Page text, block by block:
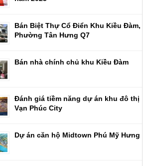
Bán Biệt Thự Cổ Điển Khu Kiều Đàm,
Phường Tân Hưng Q7
Bán nhà chính chủ khu Kiều Đàm
Đánh giá tiềm năng dự án khu đô thị
Vạn Phúc City
Dự án căn hộ Midtown Phú Mỹ Hưng